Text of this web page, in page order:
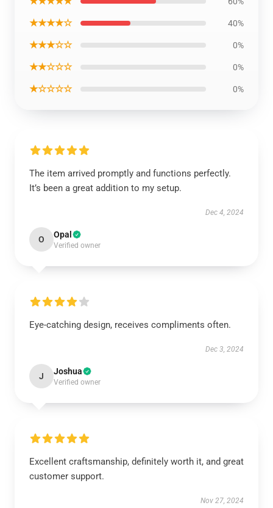
★★★★☆ 40%
★★★☆☆ 0%
★★☆☆☆ 0%
★☆☆☆☆ 0%
The item arrived promptly and functions perfectly.
It’s been a great addition to my setup.
Dec 4, 2024
O Opal
Verified owner
Eye-catching design, receives compliments often.
Dec 3, 2024
J Joshua
Verified owner
Excellent craftsmanship, definitely worth it, and great
customer support.
Nov 27, 2024